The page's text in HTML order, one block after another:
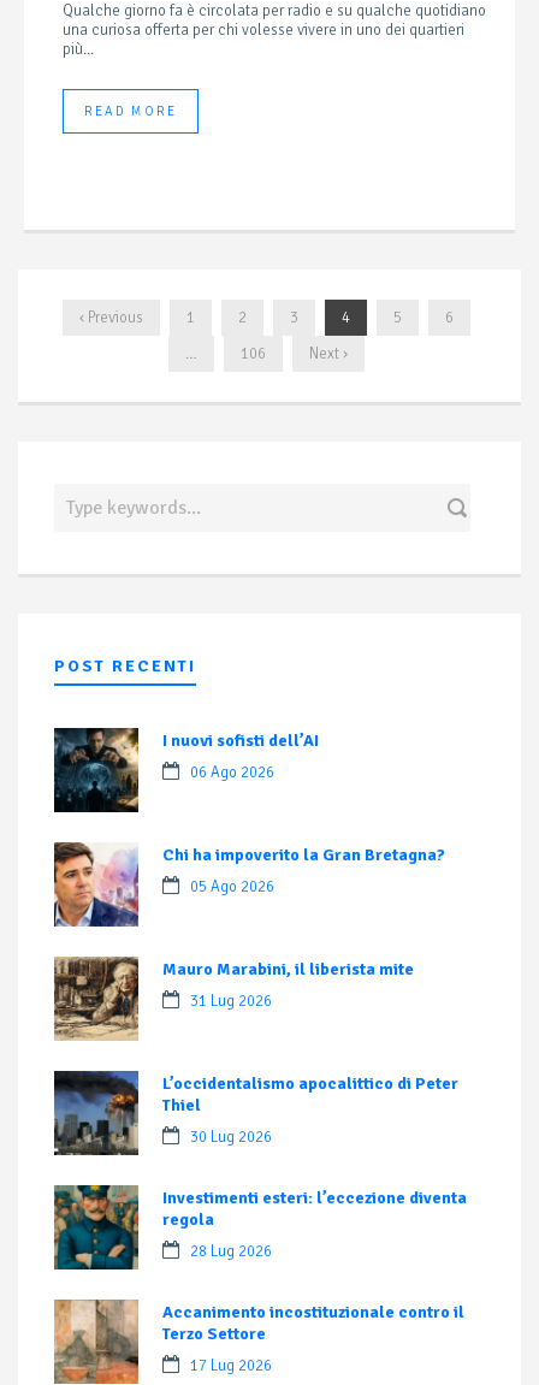
Qualche giorno fa è circolata per radio e su qualche quotidiano
una curiosa offerta per chi volesse vivere in uno dei quartieri
più...
READ MORE
‹ Previous 1 2 3 4 5
6
…
106 Next ›
POST RECENTI
I nuovi sofisti dell’AI
06 Ago 2026
Chi ha impoverito la Gran Bretagna?
05 Ago 2026
Mauro Marabini, il liberista mite
31 Lug 2026
L’occidentalismo apocalittico di Peter
Thiel
30 Lug 2026
Investimenti esteri: l’eccezione diventa
regola
28 Lug 2026
Accanimento incostituzionale contro il
Terzo Settore
17 Lug 2026